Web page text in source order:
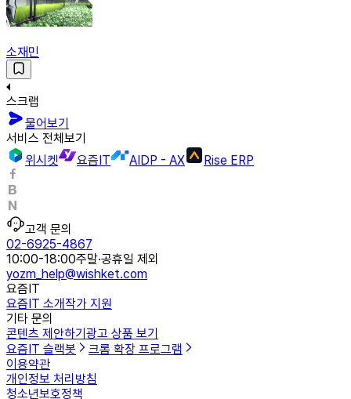
소재민
스크랩
물어보기
서비스 전체보기
위시켓
요즘IT AIDP - AX Rise ERP
고객 문의
02-6925-4867
10:00-18:00주말·공휴일 제외
yozm_help@wishket.com
요즘IT
요즘IT 소개작가 지원
기타 문의
콘텐츠 제안하기 광고 상품 보기
요즘IT 슬랙봇
크롬 확장 프로그램
이용약관
개인정보 처리방침
청소년보호정책